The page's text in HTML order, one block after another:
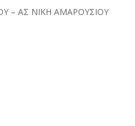
– ΑΣ ΝΙΚΗ ΑΜΑΡΟΥΣΙΟΥ